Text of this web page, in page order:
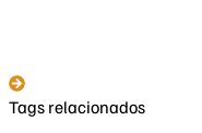
Tags relacionados